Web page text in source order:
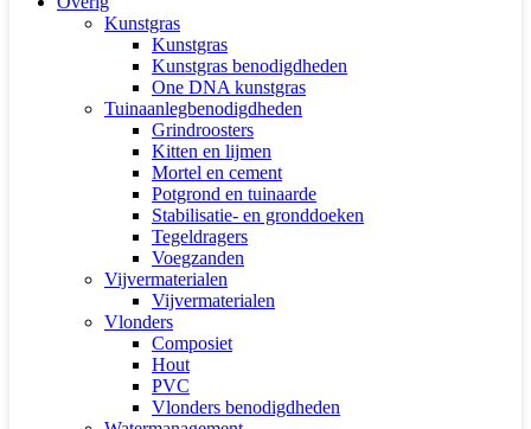
Kunstgras
Kunstgras
Kunstgras benodigdheden
One DNA kunstgras
Tuinaanlegbenodigdheden
Grindroosters
Kitten en lijmen
Mortel en cement
Potgrond en tuinaarde
Stabilisatie- en gronddoeken
Tegeldragers
Voegzanden
Vijvermaterialen
Vijvermaterialen
Vlonders
Composiet
Hout
PVC
Vlonders benodigdheden